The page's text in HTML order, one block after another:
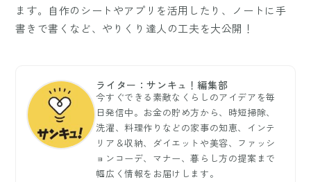
ます。自作のシートやアプリを活用したり、ノートに手
書きで書くなど、やりくり達人の工夫を大公開！
ライター：サンキュ！編集部
今すぐできる素敵なくらしのアイデアを毎
日発信中。お金の貯め方から、時短掃除、
洗濯、料理作りなどの家事の知恵、インテ
リア＆収納、ダイエットや美容、ファッシ
ョンコーデ、マナー、暮らし方の提案まで
幅広く情報をお届けします。